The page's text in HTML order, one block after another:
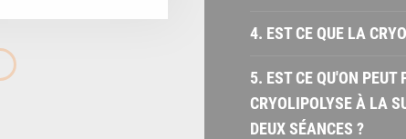
4. EST CE QUE LA
5. EST CE QU'ON PEUT
CRYOLIPOLYSE À LA
DEUX SÉANCES ?